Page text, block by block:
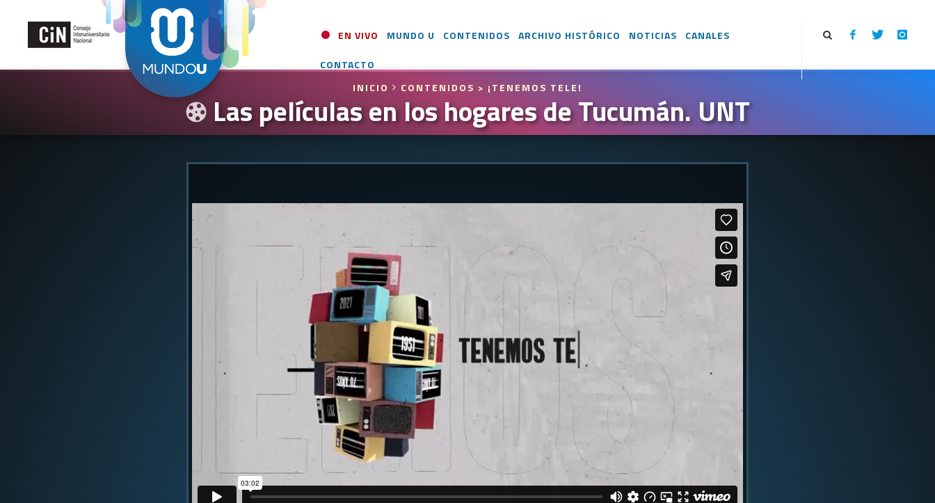
EN VIVO MUNDO U CONTENIDOS ARCHIVO HISTÓRICO NOTICIAS
CANALES
CONTACTO
INICIO
CONTENIDOS > ¡TENEMOS TELE!
Las películas en los hogares de Tucumán. UNT